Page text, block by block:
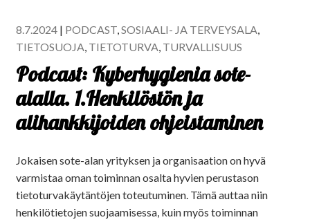
8.7.2024 | PODCAST,SOSIAALI- JA TERVEYSALA,
TIETOSUOJA, TIETOTURVA, TURVALLISUUS
Podcast: Kyberhygienia sote-
alalla. 1.Henkilöstön ja
alihankkijoiden ohjeistaminen
Jokaisen sote-alan yrityksen ja organisaation on hyvä
varmistaa oman toiminnan osalta hyvien perustason
tietoturvakäytäntöjen toteutuminen. Tämä auttaa niin
henkilötietojen suojaamisessa, kuin myös toiminnan